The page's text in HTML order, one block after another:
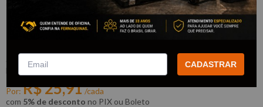
Chave Combinada c/ Catraca 10mm -
MTX
148039
MTX
Por: R$25,91/cada
com 5% de desconto no PIX ou Boleto
CADASTRAR